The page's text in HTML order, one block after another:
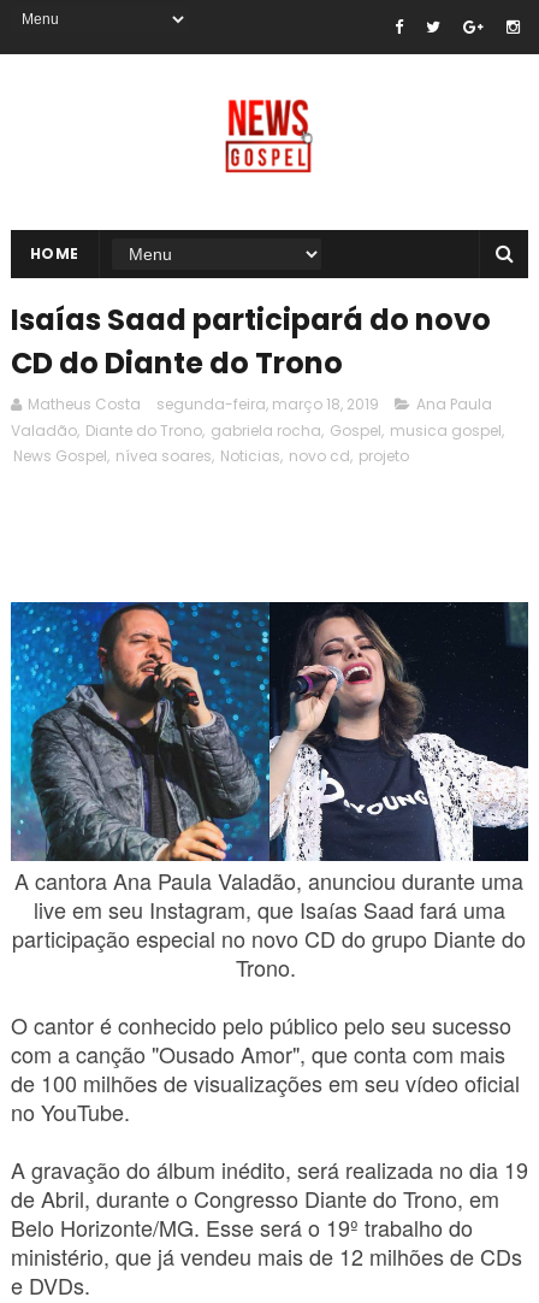
HOME
Isaías Saad participará do novo
CD do Diante do Trono
Matheus Costa segunda-feira, março 18, 2019
Ana Paula
Valadão, Diante do Trono, gabriela rocha, Gospel, musica gospel,
News Gospel, nívea soares, Noticias, novo cd, projeto
A cantoraAna Paula Valadão, anunciou durante uma
live em seu Instagram, que Isaías Saad fará uma
participação especial no novo CD do grupo Diante do
Trono.
O cantor é conhecido pelo público pelo seu sucesso
com a canção "Ousado Amor", que conta com mais
de 100 milhões de visualizações em seu vídeo oficial
no YouTube.
A gravação do álbum inédito, será realizada no dia 19
de Abril, durante o Congresso Diante do Trono, em
Belo Horizonte/MG. Esse será o 19º trabalho do
ministério, que já vendeu mais de 12 milhões de CDs
e DVDs.